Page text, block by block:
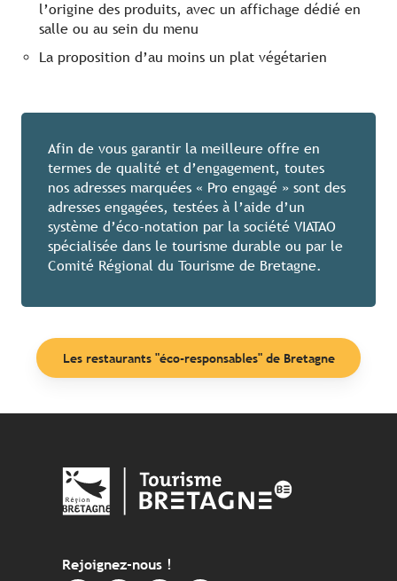
l’origine des produits, avec un affichage dédié en
salle ou au sein du menu
La proposition d’au moins un plat végétarien
Afin de vous garantir la meilleure offre en
termes de qualité et d’engagement, toutes
nos adresses marquées « Pro engagé » sont des
adresses engagées, testées à l’aide d’un
système d’éco-notation par la société VIATAO
spécialisée dans le tourisme durable ou par le
Comité Régional du Tourisme de Bretagne.
Les restaurants "éco-responsables" de Bretagne
Rejoignez-nous !